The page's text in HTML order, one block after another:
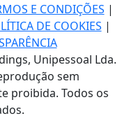
E CONDIÇÕES |
DE COOKIES |
Unipessoal Lda.
sem
proibida. Todos os